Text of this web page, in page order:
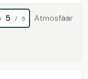
5 / 5 Atmosfäär